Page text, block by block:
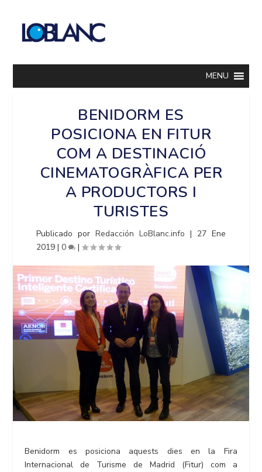
MENU
BENIDORM ES
POSICIONA EN FITUR
COM A DESTINACIÓ
CINEMATOGRÀFICA PER
A PRODUCTORS I
TURISTES
Publicado porRedacción LoBlanc.info | 27 Ene
2019 |0 |
Benidorm es posiciona aquests dies en la Fira
Internacional de Turisme de Madrid (Fitur) com a